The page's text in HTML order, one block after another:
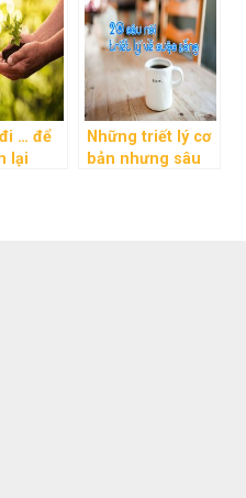
… để
lại
Những triết lý cơ
bản nhưng sâu